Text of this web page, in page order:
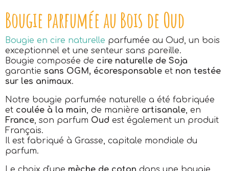
Bougie parfumée au Bois de Oud
Bougie en cire naturelle parfumée au Oud, un bois
exceptionnel et une senteur sans pareille.
Bougie composée de cire naturelle de Soja
garantie sans OGM, écoresponsable et non testée
sur les animaux.
Notre bougie parfumée naturelle a été fabriquée
et coulée à la main, de manière artisanale, en
France, son parfum Oud est également un produit
Français.
Il est fabriqué à Grasse, capitale mondiale du
parfum.